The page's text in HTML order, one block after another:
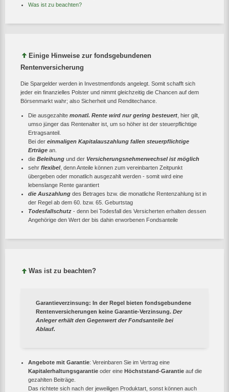
Was ist zu beachten?
Einige Hinweise zur fondsgebundenen
Rentenversicherung
Die Spargelder werden in Investmentfonds angelegt. Somit schafft sich
jeder ein finanzielles Polster und nimmt gleichzeitig die Chancen auf dem
Börsenmarkt wahr; also Sicherheit und Renditechance.
Die ausgezahlte monatl. Rente wird nur gering besteuert , hier gilt,
umso jünger das Rentenalter ist, um so höher ist der steuerpflichtige
Ertragsanteil.
Bei der einmaligen Kapitalauszahlung fallen steuerpflichtige
Erträge an.
die Beleihung und der Versicherungsnehmerwechsel ist möglich
sehr flexibel, denn Anteile können zum vereinbarten Zeitpunkt
übergeben oder monatlich ausgezahlt werden - somit wird eine
lebenslange Rente garantiert
die Auszahlung des Betrages bzw. die monatliche Rentenzahlung ist in
der Regel ab dem 60. bzw. 65. Geburtstag
Todesfallschutz - denn bei Todesfall des Versicherten erhalten dessen
Angehörige den Wert der bis dahin erworbenen Fondsanteile
Was ist zu beachten?
Garantieverzinsung: In der Regel bieten fondsgebundene
Rentenversicherungen keine Garantie-Verzinsung. Der
Anleger erhält den Gegenwert der Fondsanteile bei
Ablauf.
Angebote mit Garantie: Vereinbaren Sie im Vertrag eine
Kapitalerhaltungsgarantie oder eine Höchststand-Garantie auf die
gezahlten Beiträge.
Das richtete sich nach der jeweiligen Produktart, sonst können auch